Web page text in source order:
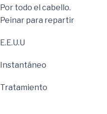
Por todo el cabello.
Peinar para repartir
E.E.U.U
Instantáneo
Tratamiento